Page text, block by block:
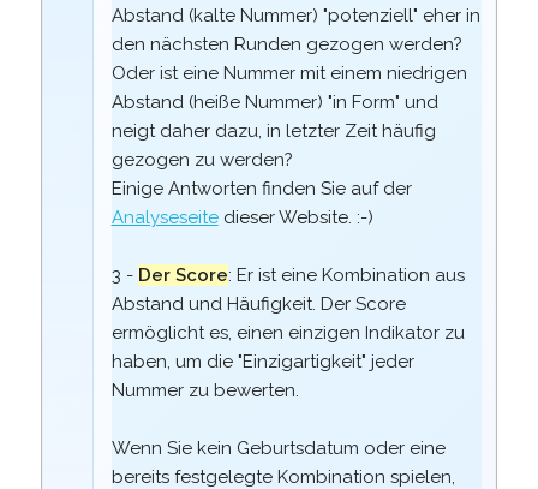
Abstand (kalte Nummer) "potenziell" eher in
den nächsten Runden gezogen werden?
Oder ist eine Nummer mit einem niedrigen
Abstand (heiße Nummer) "in Form" und
neigt daher dazu, in letzter Zeit häufig
gezogen zu werden?
Einige Antworten finden Sie auf der
Analyseseitedieser Website. :-)
3 - Der Score: Er ist eine Kombination aus
Abstand und Häufigkeit. Der Score
ermöglicht es, einen einzigen Indikator zu
haben, um die "Einzigartigkeit" jeder
Nummer zu bewerten.
Wenn Sie kein Geburtsdatum oder eine
bereits festgelegte Kombination spielen,